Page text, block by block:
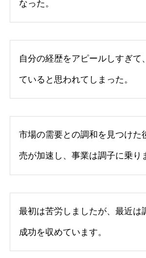
なった。
自分の経歴をアピールしすぎて
ていると思われてしまった。
市場の需要との調和を見つけた
売が加速し、事業は調子に乗り
最初は苦労しましたが、最近は
成功を収めています。